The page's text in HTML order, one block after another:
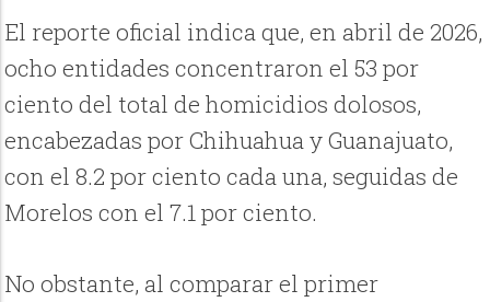
El reporte oficial indica que, en abril de 2026,
ocho entidades concentraron el 53 por
ciento del total de homicidios dolosos,
encabezadas por Chihuahua y Guanajuato,
con el 8.2 por ciento cada una, seguidas de
Morelos con el 7.1 por ciento.
No obstante, al comparar el primer